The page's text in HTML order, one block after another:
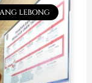
LEBONG